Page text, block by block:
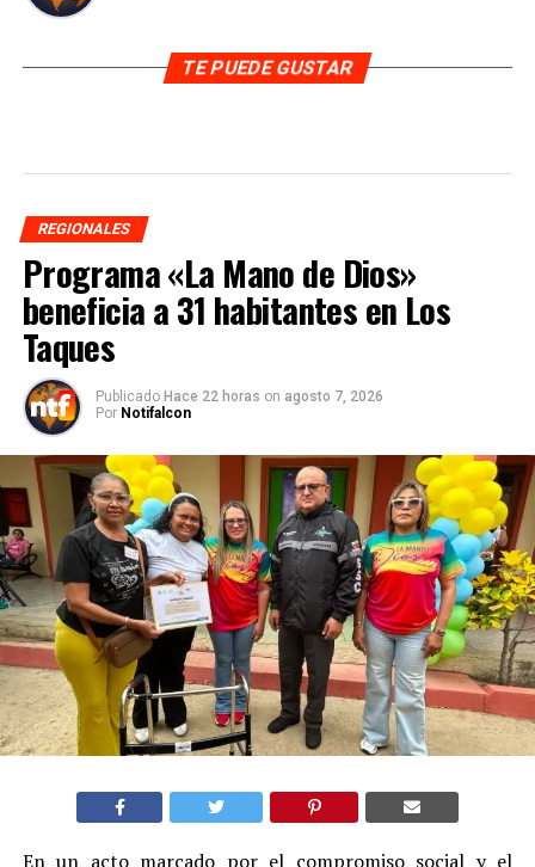
TE PUEDE GUSTAR
REGIONALES
Programa «La Mano de Dios»
beneficia a 31 habitantes en Los
Taques
Publicado Hace 22 horas on agosto 7, 2026
Por Notifalcon
En un acto marcado por el compromiso social y el